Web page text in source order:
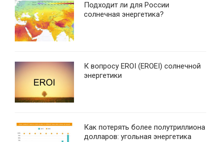
Подходит ли для России
солнечная энергетика?
К вопросу EROI (EROEI) солнечной
энергетики
Как потерять более полутриллиона
долларов: угольная энергетика